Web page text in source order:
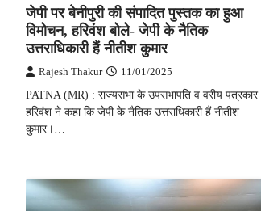
जेपी पर बेनीपुरी की संपादित पुस्तक का हुआ
विमोचन, हरिवंश बोले- जेपी के नैतिक
उत्तराधिकारी हैं नीतीश कुमार
Rajesh Thakur 11/01/2025
PATNA (MR) : राज्यसभा के उपसभापति व वरीय पत्रकार
हरिवंश ने कहा कि जेपी के नैतिक उत्तराधिकारी हैं नीतीश
कुमार।…